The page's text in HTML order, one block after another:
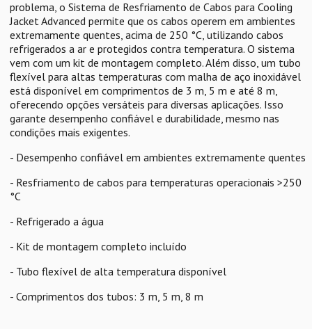
problema, o Sistema de Resfriamento de Cabos para Cooling
Jacket Advanced permite que os cabos operem em ambientes
extremamente quentes, acima de 250 °C, utilizando cabos
refrigerados a ar e protegidos contra temperatura. O sistema
vem com um kit de montagem completo. Além disso, um tubo
flexível para altas temperaturas com malha de aço inoxidável
está disponível em comprimentos de 3 m, 5 m e até 8 m,
oferecendo opções versáteis para diversas aplicações. Isso
garante desempenho confiável e durabilidade, mesmo nas
condições mais exigentes.
- Desempenho confiável em ambientes extremamente quentes
- Resfriamento de cabos para temperaturas operacionais >250
°C
- Refrigerado a água
- Kit de montagem completo incluído
- Tubo flexível de alta temperatura disponível
- Comprimentos dos tubos: 3 m, 5 m, 8 m